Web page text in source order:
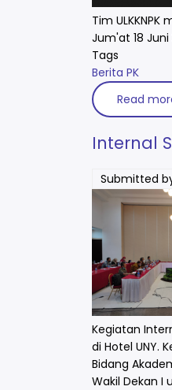
Tim
Jum'at 18 Juni
Tags
Berita PK
Read
Internal
Submitted
Kegiatan
di Hotel UNY.⁣
Bidang
Wakil Dekan